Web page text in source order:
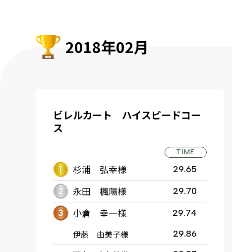
2018年02月
ビレルカート ハイスピードコー
ス
TIME
杉浦 弘幸様 29.65
永田 楓陽様 29.70
小倉 幸一様 29.74
伊藤 由美子様 29.86